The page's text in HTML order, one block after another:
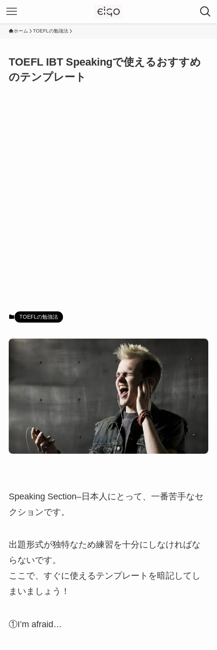
ホーム TOEFLの勉強法
TOEFL IBT Speakingで使えるおすすめ
のテンプレート
TOEFLの勉強法
Speaking Section–日本人にとって、一番苦手なセ
クションです。
出題形式が独特なため練習を十分にしなければな
らないです。
ここで、すぐに使えるテンプレートを暗記してし
まいましょう！
①I’m afraid…